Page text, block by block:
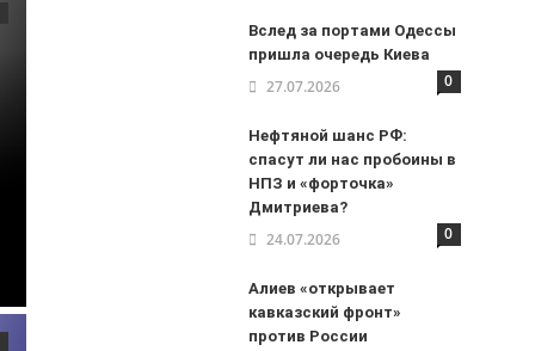
Вслед за портами Одессы
пришла очередь Киева
27.07.2026 0
Нефтяной шанс РФ:
спасут ли нас пробоины в
НПЗ и «форточка»
Дмитриева?
24.07.2026 0
Алиев «открывает
кавказский фронт»
против России